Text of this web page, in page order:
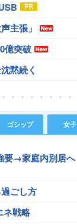
主張」
億突破
黙続く
ゴシップ 女子
要→家庭内別居へ
ごし方
ネ戦略